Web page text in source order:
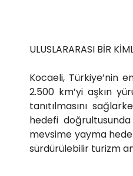
ULUSLARARASI BİR
Kocaeli, Türkiye’nin
2.500 km’yi aşkın
tanıtılmasını
hedefi
mevsime yayma
sürdürülebilir turizm